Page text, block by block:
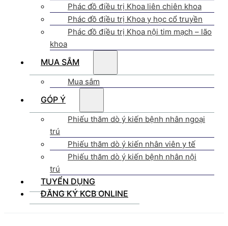
Phác đồ điều trị Khoa liên chiên khoa
Phác đồ điều trị Khoa y học cổ truyền
Phác đồ điều trị Khoa nội tim mạch – lão
khoa
MUA SẮM
Mua sắm
GÓP Ý
Phiếu thăm dò ý kiến bệnh nhân ngoại
trú
Phiếu thăm dò ý kiến nhân viên y tế
Phiếu thăm dò ý kiến bệnh nhân nội
trú
TUYỂN DỤNG
ĐĂNG KÝ KCB ONLINE